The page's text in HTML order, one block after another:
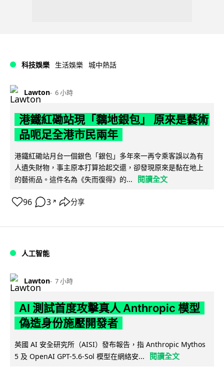
科技娛樂 生活娛樂 城中熱話
Lawton 6 小時
港鐵紅磡站現「黐地銀包」 原來是藝術
品呃足全港市民兩年
港鐵紅磡站月台一個銀色「銀包」多年來一再令乘客誤以為有
人遺失財物，事主原本打算拾起交還，卻發現原來是黏在地上
的藝術品。這件名為《失而復得》的...
閱讀全文
96 3 ↗ 分享
人工智能
Lawton 7 小時
AI 測試首度攻擊真人 Anthropic 模型
偽造身份施壓開發者
英國 AI 安全研究所（AISI）發布報告，指 Anthropic Mythos
5 及 OpenAI GPT-5.6-Sol 模型在網絡安...
閱讀全文